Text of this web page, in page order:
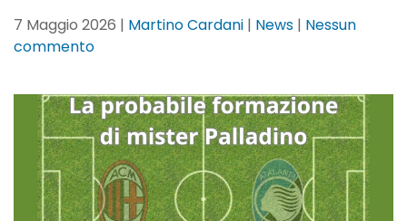
7 Maggio 2026 | Martino Cardani | News | Nessun
commentosu
formazioni
Milan
Atalanta